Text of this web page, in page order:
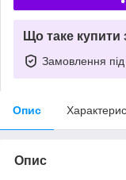
Що таке купити
Замовлення
Опис
Опис